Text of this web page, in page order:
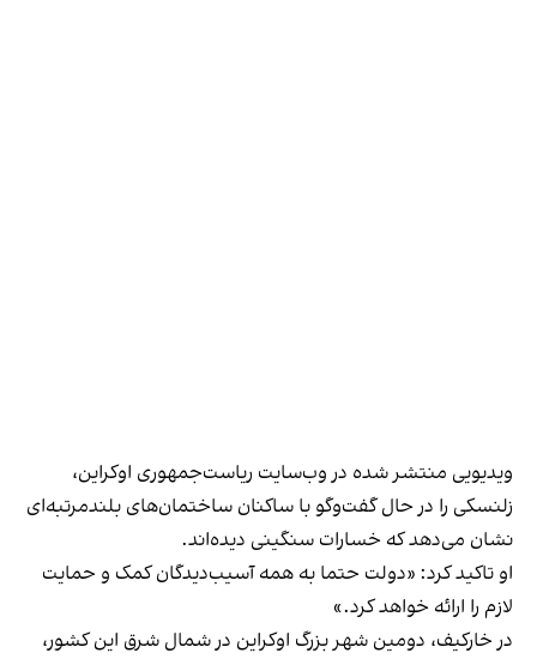
ویدیویی منتشر شده در وب‌سایت ریاست‌جمهوری اوکراین،
زلنسکی را در حال گفت‌وگو با ساکنان ساختمان‌های بلندمرتبه‌ای
نشان می‌دهد که خسارات سنگینی دیده‌اند.
او تاکید کرد: «دولت حتما به همه آسیب‌دیدگان کمک و حمایت
لازم را ارائه خواهد کرد.»
در خارکیف، دومین شهر بزرگ اوکراین در شمال‌ شرق این کشور،